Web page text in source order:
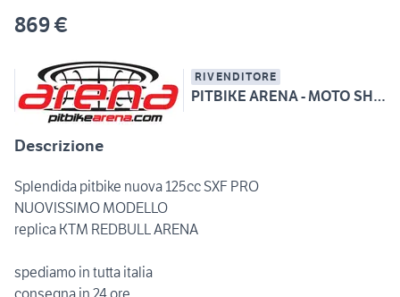
869 €
RIVENDITORE
PITBIKE ARENA - MOTO SHOP tel 3938005351 whatsapp
Descrizione
Splendida pitbike nuova 125cc SXF PRO
NUOVISSIMO MODELLO
replica KTM REDBULL ARENA
spediamo in tutta italia